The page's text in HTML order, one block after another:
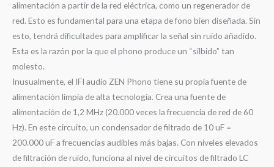
alimentación a partir de la red eléctrica, como un regenerador de
red. Esto es fundamental para una etapa de fono bien diseñada. Sin
esto, tendrá dificultades para amplificar la señal sin ruido añadido.
Esta es la razón por la que el phono produce un “silbido” tan
molesto.
Inusualmente, el IFI audio ZEN Phono tiene su propia fuente de
alimentación limpia de alta tecnología. Crea una fuente de
alimentación de 1,2 MHz (20.000 veces la frecuencia de red de 60
Hz). En este circuito, un condensador de filtrado de 10 uF =
200.000 uF a frecuencias audibles más bajas. Con niveles elevados
de filtración de ruido, funciona al nivel de circuitos de filtrado LC